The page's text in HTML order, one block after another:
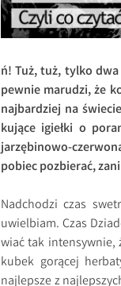
ń! Tuż, tuż, tylko dwa
pewnie marudzi, że
najbardziej na
kujące igiełki o
jarzębinowo-
pobiec pozbierać,
Nadchodzi czas
uwielbiam. Czas
wiać tak intensywnie,
kubek gorącej
najlepsze z